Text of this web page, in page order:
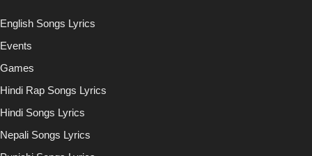
English Songs Lyrics
Events
Games
Hindi Rap Songs Lyrics
Hindi Songs Lyrics
Nepali Songs Lyrics